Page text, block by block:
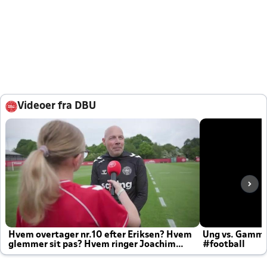
Videoer fra DBU
Hvem overtager nr.10 efter Eriksen? Hvem
glemmer sit pas? Hvem ringer Joachim
altid til efter kampe?
Ung vs.
#football